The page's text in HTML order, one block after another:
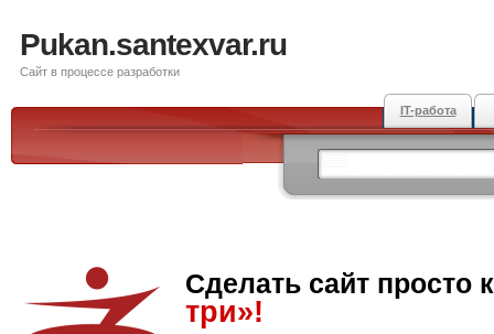
Pukan.santexvar.ru
Сайт в процессе разработки
IT-работа
Сделать сайт просто
три»!